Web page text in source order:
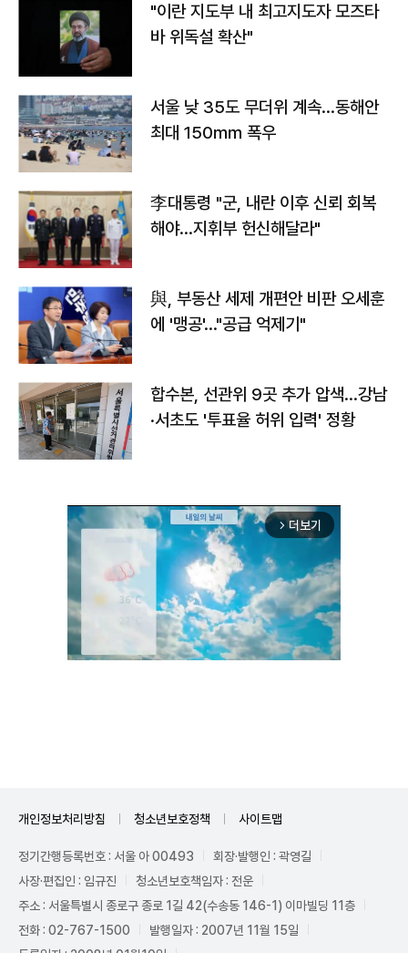
"이란 지도부 내 최고지도자 모즈타
바 위독설 확산"
서울 낮 35도 무더위 계속…동해안
최대 150㎜ 폭우
李대통령 "군, 내란 이후 신뢰 회복
해야…지휘부 헌신해달라"
與, 부동산 세제 개편안 비판 오세훈
에 '맹공'…"공급 억제기"
합수본, 선관위 9곳 추가 압색…강남
·서초도 '투표율 허위 입력' 정황
arrow_forward_ios 더보기
개인정보처리방침 청소년보호정책 사이트맵
정기간행등록번호 : 서울 아 00493
회장·발행인 : 곽영길
사장·편집인 : 임규진
청소년보호책임자 : 전운
주소 : 서울특별시 종로구 종로 1길 42(수송동 146-1) 이마빌딩 11층
전화 : 02-767-1500
발행일자 : 2007년 11월 15일